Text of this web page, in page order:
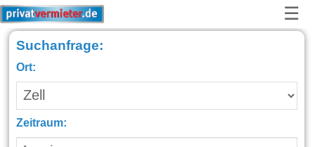
☰
Suchanfrage:
Ort:
Zeitraum: